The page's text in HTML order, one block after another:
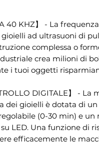
40 KHZ】 - La
ad ultrasuoni di
complessa o
crea milioni di
i tuoi oggetti
DIGITALE】 - La
dei gioielli è dotata di
(0-30 min) e un
LED. Una funzione di
efficacemente le